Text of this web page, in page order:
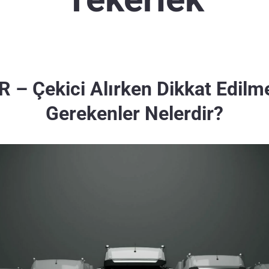
– Çekici Alırken Dikkat
Gerekenler Nelerdir?